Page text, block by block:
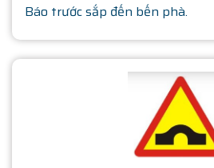
Báo trước sắp đến bến phà.